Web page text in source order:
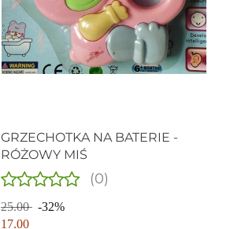
GRZECHOTKA NA BATERIE -
RÓŻOWY MIŚ
(0)
25.00
-32%
17.00